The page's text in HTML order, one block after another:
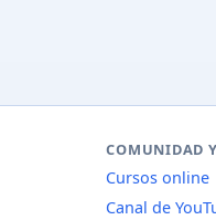
COMUNIDAD
Cursos online
Canal de